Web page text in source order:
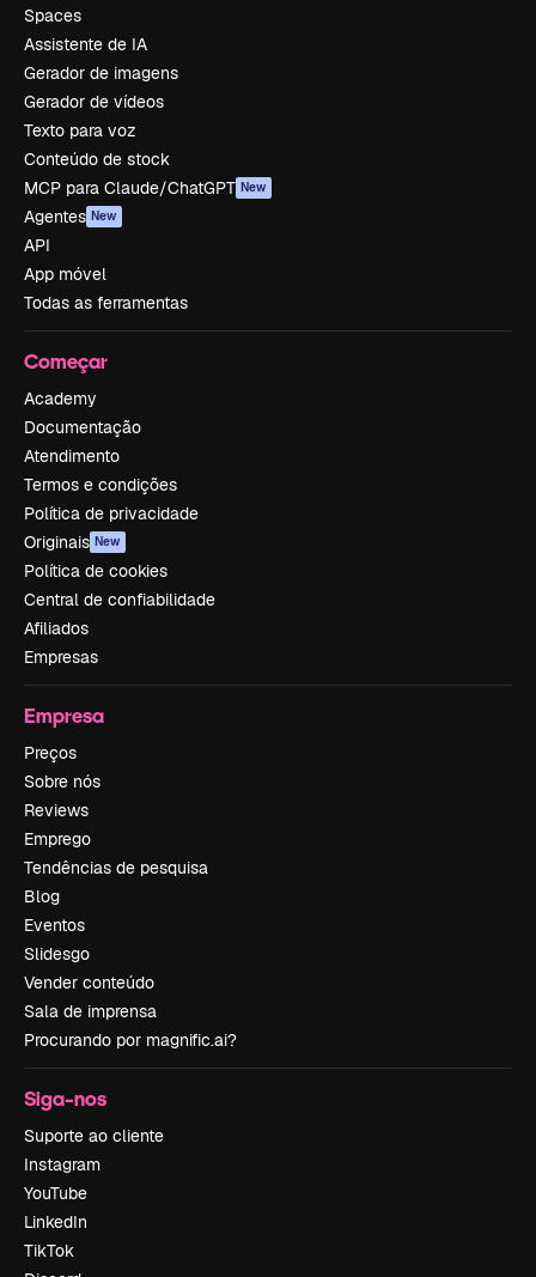
Spaces
Assistente de IA
Gerador de imagens
Gerador de vídeos
Texto para voz
Conteúdo de stock
MCP para Claude/ChatGPT New
Agentes New
API
App móvel
Todas as ferramentas
Começar
Academy
Documentação
Atendimento
Termos e condições
Política de privacidade
Originais New
Política de cookies
Central de confiabilidade
Afiliados
Empresas
Empresa
Preços
Sobre nós
Reviews
Emprego
Tendências de pesquisa
Blog
Eventos
Slidesgo
Vender conteúdo
Sala de imprensa
Procurando por magnific.ai?
Siga-nos
Suporte ao cliente
Instagram
YouTube
LinkedIn
TikTok